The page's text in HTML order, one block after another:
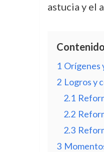
astucia y el
1 Orígenes
2 Logros y
2.1
2.2
2.3
3